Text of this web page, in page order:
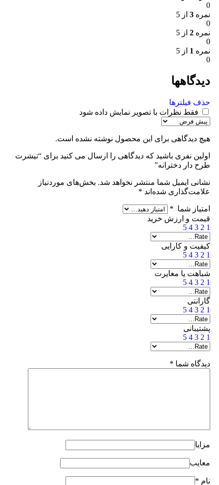
0
نمره 3 از 5
0
نمره 2 از 5
0
نمره 1 از 5
0
دیدگاهها
حذف فیلترها
فقط نظرات با تصویر نمایش داده شود
هیچ دیدگاهی برای این محصول نوشته نشده است.
اولین نفری باشید که دیدگاهی را ارسال می کنید برای “تیشرت
طرح دار دخترانه”
نشانی ایمیل شما منتشر نخواهد شد. بخش‌های موردنیاز
علامت‌گذاری شده‌اند *
امتیاز شما *
قیمت و ارزش خرید
1
2
3
4
5
کیفیت و کارایی
1
2
3
4
5
شباهت یا مغایرت
1
2
3
4
5
گارانتی
1
2
3
4
5
پشتیبانی
1
2
3
4
5
دیدگاه شما *
مزایا
معایب
نام *